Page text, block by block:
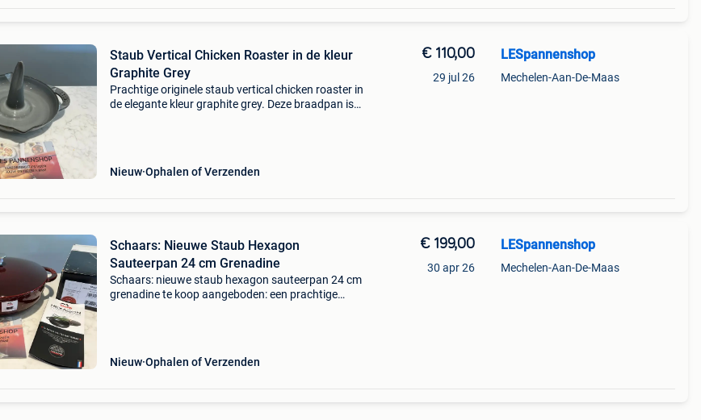
Staub Vertical Chicken Roaster in de kleur
Graphite Grey
Prachtige originele staub vertical chicken roaster in
de elegante kleur graphite grey. Deze braadpan is
Nieuw Ophalen of Verzenden
€ 110,00
29 jul 26
LESpannenshop
Mechelen-Aan-De-Maas
Schaars: Nieuwe Staub Hexagon
Sauteerpan 24 cm Grenadine
Schaars: nieuwe staub hexagon sauteerpan 24 cm
grenadine te koop aangeboden: een prachtige
Nieuw Ophalen of Verzenden
€ 199,00
30 apr 26
LESpannenshop
Mechelen-Aan-De-Maas